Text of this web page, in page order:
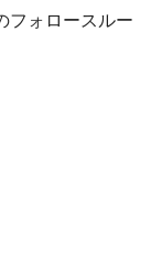
フォロースルー